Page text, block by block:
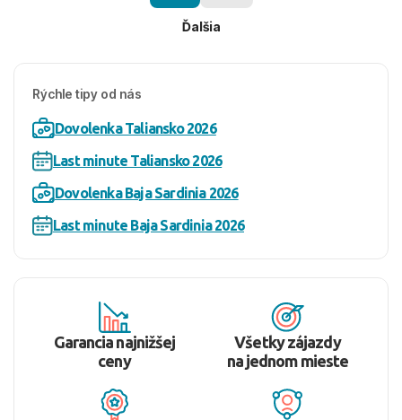
Ďalšia
Rýchle tipy od nás
Dovolenka Taliansko 2026
Last minute Taliansko 2026
Dovolenka Baja Sardinia 2026
Last minute Baja Sardinia 2026
Garancia najnižšej
ceny
Všetky zájazdy
na jednom mieste